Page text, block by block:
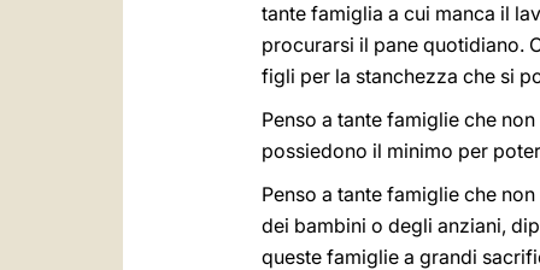
tante famiglia a cui manca il
procurarsi il pane quotidiano.
figli per la stanchezza che si
Penso a tante famiglie che
possiedono il minimo per
Penso a tante famiglie che
dei bambini o degli anziani,
queste famiglie a grandi